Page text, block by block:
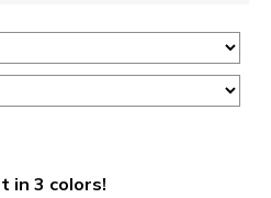
in 3 colors!